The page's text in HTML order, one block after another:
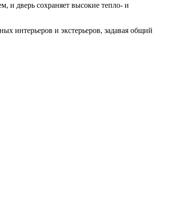
и дверь сохраняет высокие тепло- и
интерьеров и экстерьеров, задавая общий